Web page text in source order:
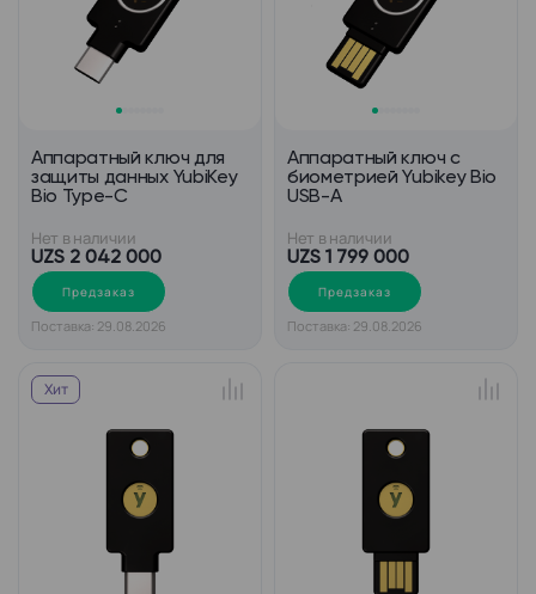
Аппаратный ключ для
защиты данных YubiKey
Bio Type-C
Нет в наличии
UZS 2 042 000
Предзаказ
Поставка: 29.08.2026
Аппаратный ключ с
биометрией Yubikey Bio
USB-A
Нет в наличии
UZS 1 799 000
Предзаказ
Поставка: 29.08.2026
Хит